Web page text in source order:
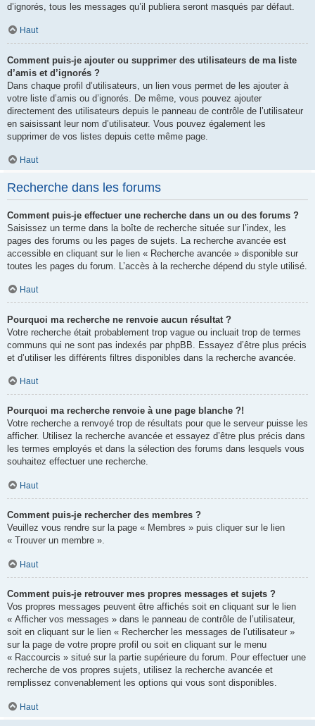
d’ignorés, tous les messages qu’il publiera seront masqués par défaut.
Haut
Comment puis-je ajouter ou supprimer des utilisateurs de ma liste
d’amis et d’ignorés ?
Dans chaque profil d’utilisateurs, un lien vous permet de les ajouter à
votre liste d’amis ou d’ignorés. De même, vous pouvez ajouter
directement des utilisateurs depuis le panneau de contrôle de l’utilisateur
en saisissant leur nom d’utilisateur. Vous pouvez également les
supprimer de vos listes depuis cette même page.
Haut
Recherche dans les forums
Comment puis-je effectuer une recherche dans un ou des forums ?
Saisissez un terme dans la boîte de recherche située sur l’index, les
pages des forums ou les pages de sujets. La recherche avancée est
accessible en cliquant sur le lien « Recherche avancée » disponible sur
toutes les pages du forum. L’accès à la recherche dépend du style utilisé.
Haut
Pourquoi ma recherche ne renvoie aucun résultat ?
Votre recherche était probablement trop vague ou incluait trop de termes
communs qui ne sont pas indexés par phpBB. Essayez d’être plus précis
et d’utiliser les différents filtres disponibles dans la recherche avancée.
Haut
Pourquoi ma recherche renvoie à une page blanche ?!
Votre recherche a renvoyé trop de résultats pour que le serveur puisse les
afficher. Utilisez la recherche avancée et essayez d’être plus précis dans
les termes employés et dans la sélection des forums dans lesquels vous
souhaitez effectuer une recherche.
Haut
Comment puis-je rechercher des membres ?
Veuillez vous rendre sur la page « Membres » puis cliquer sur le lien
« Trouver un membre ».
Haut
Comment puis-je retrouver mes propres messages et sujets ?
Vos propres messages peuvent être affichés soit en cliquant sur le lien
« Afficher vos messages » dans le panneau de contrôle de l’utilisateur,
soit en cliquant sur le lien « Rechercher les messages de l’utilisateur »
sur la page de votre propre profil ou soit en cliquant sur le menu
« Raccourcis » situé sur la partie supérieure du forum. Pour effectuer une
recherche de vos propres sujets, utilisez la recherche avancée et
remplissez convenablement les options qui vous sont disponibles.
Haut